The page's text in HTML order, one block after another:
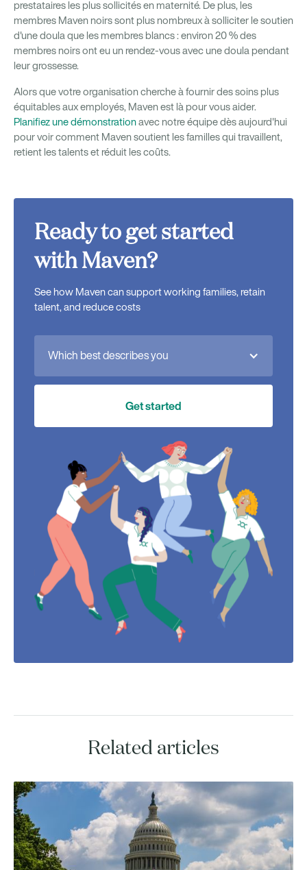
prestataires les plus sollicités en maternité. De plus, les
membres Maven noirs sont plus nombreux à solliciter le soutien
d'une doula que les membres blancs : environ 20 % des
membres noirs ont eu un rendez-vous avec une doula pendant
leur grossesse.
Alors que votre organisation cherche à fournir des soins plus
équitables aux employés, Maven est là pour vous aider.
Planifiez une démonstrationavec notre équipe dès aujourd'hui
pour voir comment Maven soutient les familles qui travaillent,
retient les talents et réduit les coûts.
Ready to get started
with Maven?
See how Maven can support working families, retain
talent, and reduce costs
Which best describes you
Get started
Related articles